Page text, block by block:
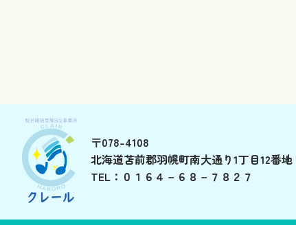
〒078-4108
北海道苫前郡羽幌町南大通り1丁目12番地
TEL：０１６４－６８－７８２７